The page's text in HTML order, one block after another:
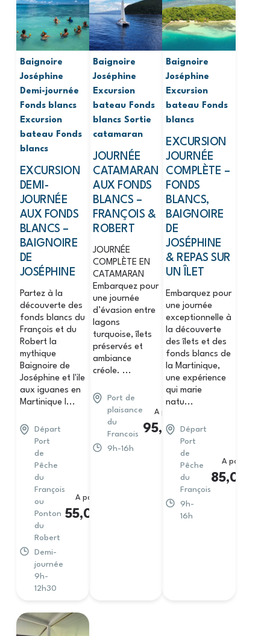
Baignoire
Joséphine
Demi-journée
Fonds blancs
Excursion
bateau Fonds
blancs
EXCURSION
DEMI-
JOURNÉE
AUX FONDS
BLANCS –
BAIGNOIRE
DE
JOSÉPHINE
Partez à la
découverte des
fonds blancs du
François et du
Robert la
mythique
Baignoire de
Joséphine et l'ile
aux iguanes en
Martinique l...
Départ
Port
de
Pêche
du
François
ou
Ponton
du
Robert
Demi-
journée
9h-
12h30
A partir de
55,00
Baignoire
Joséphine
Excursion
bateau Fonds
blancs Sortie
catamaran
JOURNÉE
CATAMARAN
AUX FONDS
BLANCS –
FRANÇOIS &
ROBERT
JOURNÉE
COMPLÈTE EN
CATAMARAN
Embarquez pour
une journée
d’évasion entre
lagons
turquoise, îlets
préservés et
ambiance
créole. ...
Port de
plaisance
du
Francois
9h-16h
A partir de
95,00€
Baignoire
Joséphine
Excursion
bateau Fonds
blancs
EXCURSION
JOURNÉE
COMPLÈTE –
FONDS
BLANCS,
BAIGNOIRE
DE
JOSÉPHINE
& REPAS SUR
UN ÎLET
Embarquez pour
une journée
exceptionnelle à
la découverte
des îlets et des
fonds blancs de
la Martinique,
une expérience
qui marie
natu...
Départ
Port
de
Pêche
du
François
9h-
16h
A partir de
85,00